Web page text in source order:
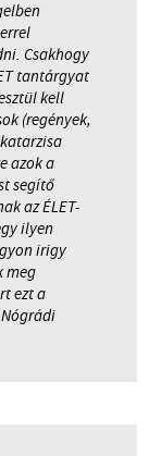
Csakhogy
tantárgyat
kell
(regények,
azok a
segítő
az ÉLET-
ilyen
irigy
meg
ezt a